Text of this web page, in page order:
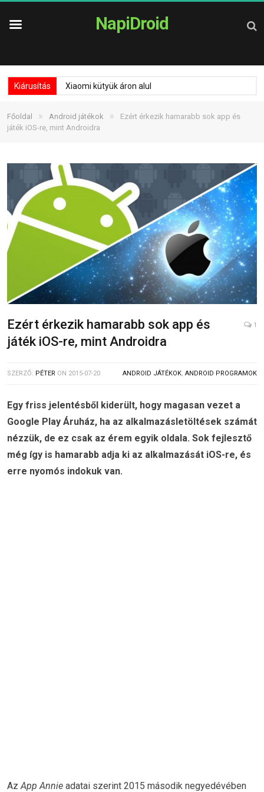
NapiDroid
Kiárusítás Xiaomi kütyük áron alul
Főoldal » Android játékok »
Ezért érkezik hamarabb sok app és
játék iOS-re, mint Androidra
Ezért érkezik hamarabb sok app és
játék iOS-re, mint Androidra
1
SZERZŐ: PÉTER ON 2015-07-20 ANDROID JÁTÉKOK, ANDROID PROGRAMOK
Egy friss jelentésből kiderült, hogy magasan vezet a
Google Play Áruház, ha az alkalmazásletöltések számát
nézzük, de ez csak az érem egyik oldala. Sok fejlesztő
még így is hamarabb adja ki az alkalmazását iOS-re, és
erre nyomós indokuk van.
AzApp Annie adatai szerint 2015 második negyedévében